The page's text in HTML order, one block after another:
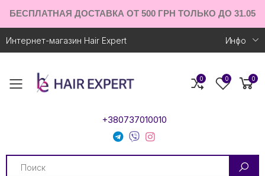
БЕСПЛАТНАЯ ДОСТАВКА ОТ 500 ГРН ТОЛЬКО ДО 31.05
Интернет-магазин Hair Expert Инфо
Toggle mobile menu
+380737010010
Search
0 0 0